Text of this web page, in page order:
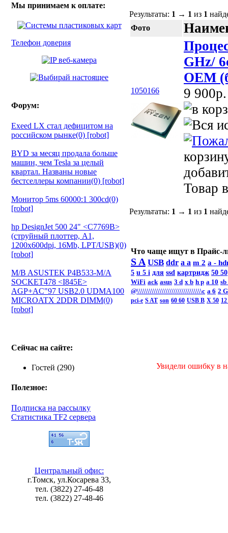
Мы принимаем к оплате:
Телефон доверия
Форум:
Exeed LX стал дефицитом на
российском рынке(0) [robot]
BYD за месяц продала больше
машин, чем Tesla за целый
квартал. Названы новые
бестселлеры компании(0) [robot]
Монитор 5ms 60000:1 300cd(0)
[robot]
hp DesignJet 500 24" <C7769B>
(струйный плоттер, A1,
1200х600dpi, 16Mb, LPT/USB)(0)
[robot]
M/B ASUSTEK P4B533-M/A
SOCKET478 <I845E>
AGP+AC"97 USB2.0 UDMA100
MICROATX 2DDR DIMM(0)
[robot]
Сейчас на сайте:
Гостей (290)
Полезное:
Подписка на рассылку
Статистика TF2 сервера
Центральный офис:
г.Томск, ул.Косарева 33,
тел. (3822) 27-46-48
тел. (3822) 27-48-46
Результаты: 1 → 1 из 1
Фото
1050166
GHz/
OEM
9 900p.
Товар
Результаты: 1 → 1 из 1
Что чаще ищут в Прайс-
S A USB ddr a a m 2 a -
5 u 5 i для ssd картридж 50 50
WiFi ack asus 3 d x b h p a 10 sb
@\\\\\\\\\\\\\\\\\\\\\\\\\\\\\\\\c а 6 2
pci-e S AT son 60 60 USB B X 50
Увидели ошибку в